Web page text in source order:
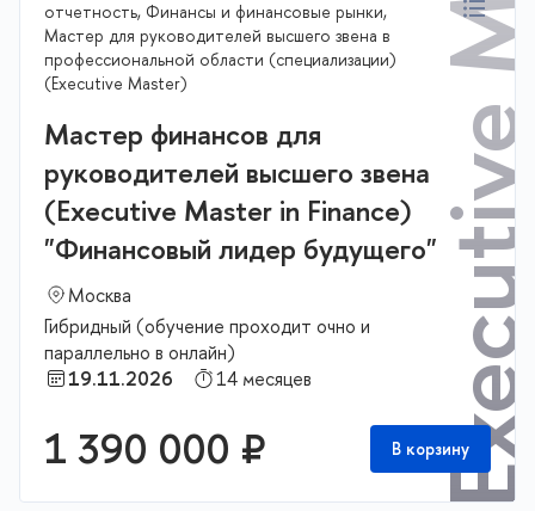
отчетность, Финансы и финансовые рынки,
Мастер для руководителей высшего звена в
профессиональной области (специализации)
(Executive Master)
Мастер финансов для
руководителей высшего звена
(Executive Master in Finance)
"Финансовый лидер будущего"
Москва
Гибридный (обучение проходит очно и
параллельно в онлайн)
19.11.2026
14 месяцев
1 390 000 ₽ В корзину